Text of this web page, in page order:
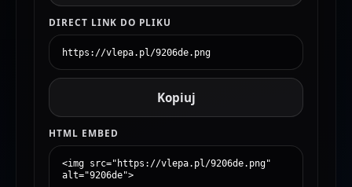
DIRECT LINK DO PLIKU
Kopiuj
HTML EMBED